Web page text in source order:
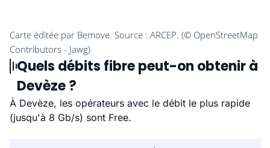
Quels débits fibre peut-on obtenir à
Devèze ?
À Devèze, les opérateurs avec le débit le plus rapide
(jusqu'à 8 Gb/s) sont Free.